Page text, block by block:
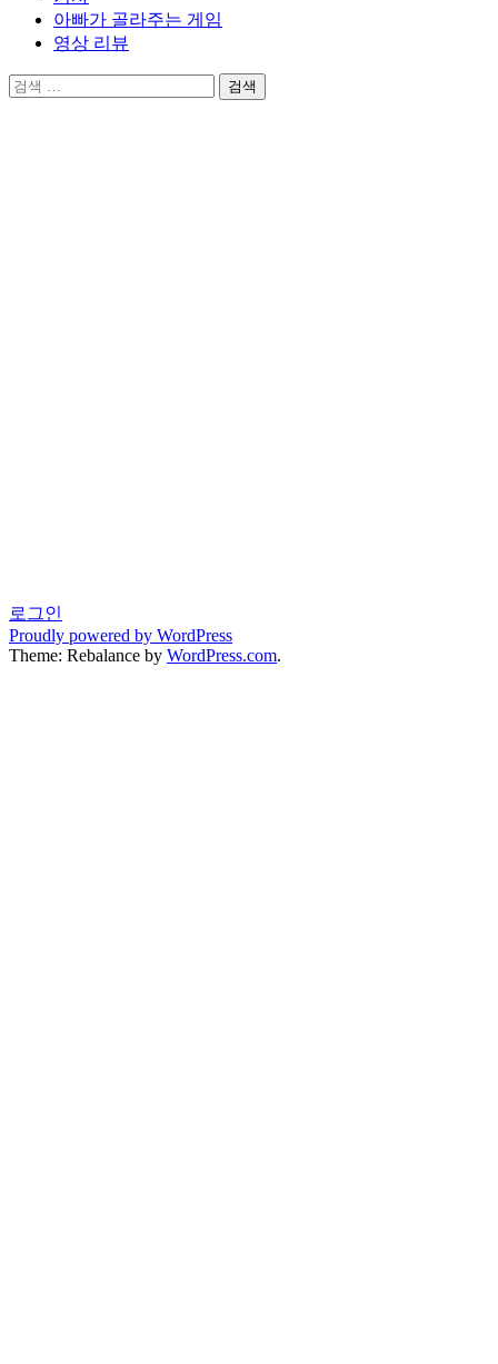
아빠가 골라주는 게임
영상 리뷰
검
로그인
Proudly powered by WordPress
Theme: Rebalance by WordPress.com.